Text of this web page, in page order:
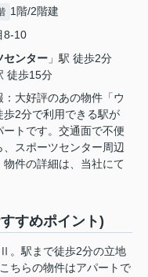
1階/2階建
8-10
センター 」駅 徒歩2分
徒歩15分
大好評のあの物件「ウ
2分で利用できる駅が
トです。交通面で不便
スポーツセンター周辺
件の詳細は、当社にて
すめポイント)
。駅まで徒歩2分の立地
ちらの物件はアパートで